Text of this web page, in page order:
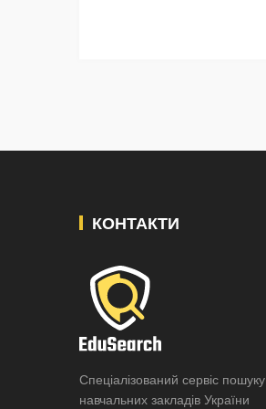
КОНТАКТИ
Спеціалізований сервіс пошуку
навчальних закладів України